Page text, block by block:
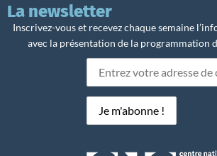
La newsletter
Inscrivez-vous et recevez chaque semaine
avec la présentation de la programmation